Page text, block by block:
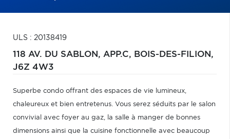
ULS : 20138419
118 AV. DU SABLON, APP.C, BOIS-DES-FILION,
J6Z 4W3
Superbe condo offrant des espaces de vie lumineux,
chaleureux et bien entretenus. Vous serez séduits par le salon
convivial avec foyer au gaz, la salle à manger de bonnes
dimensions ainsi que la cuisine fonctionnelle avec beaucoup